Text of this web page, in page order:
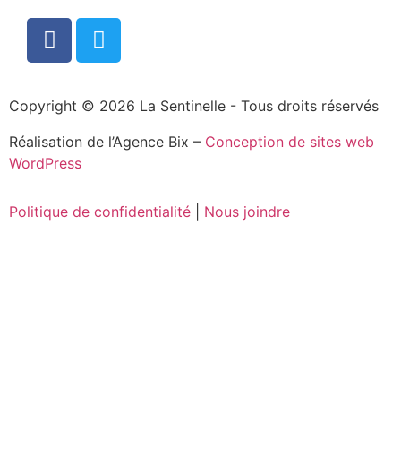
Copyright © 2026 La Sentinelle - Tous droits réservés
Réalisation de l’Agence Bix – Conception de sites web
WordPress
Politique de confidentialité Nous joindre